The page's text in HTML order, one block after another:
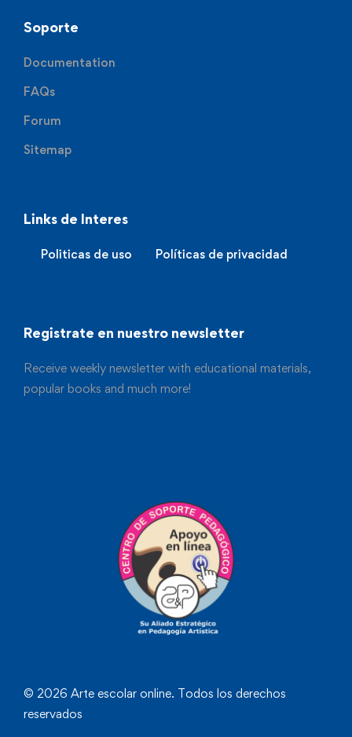
Soporte
Documentation
FAQs
Forum
Sitemap
Links de Interes
Politicas de uso Políticas de privacidad
Registrate en nuestro newsletter
Receive weekly newsletter with educational materials,
popular books and much more!
© 2026 Arte escolar online. Todos los derechos
reservados